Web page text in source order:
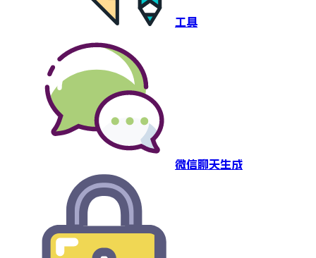
工具
微信聊天生成